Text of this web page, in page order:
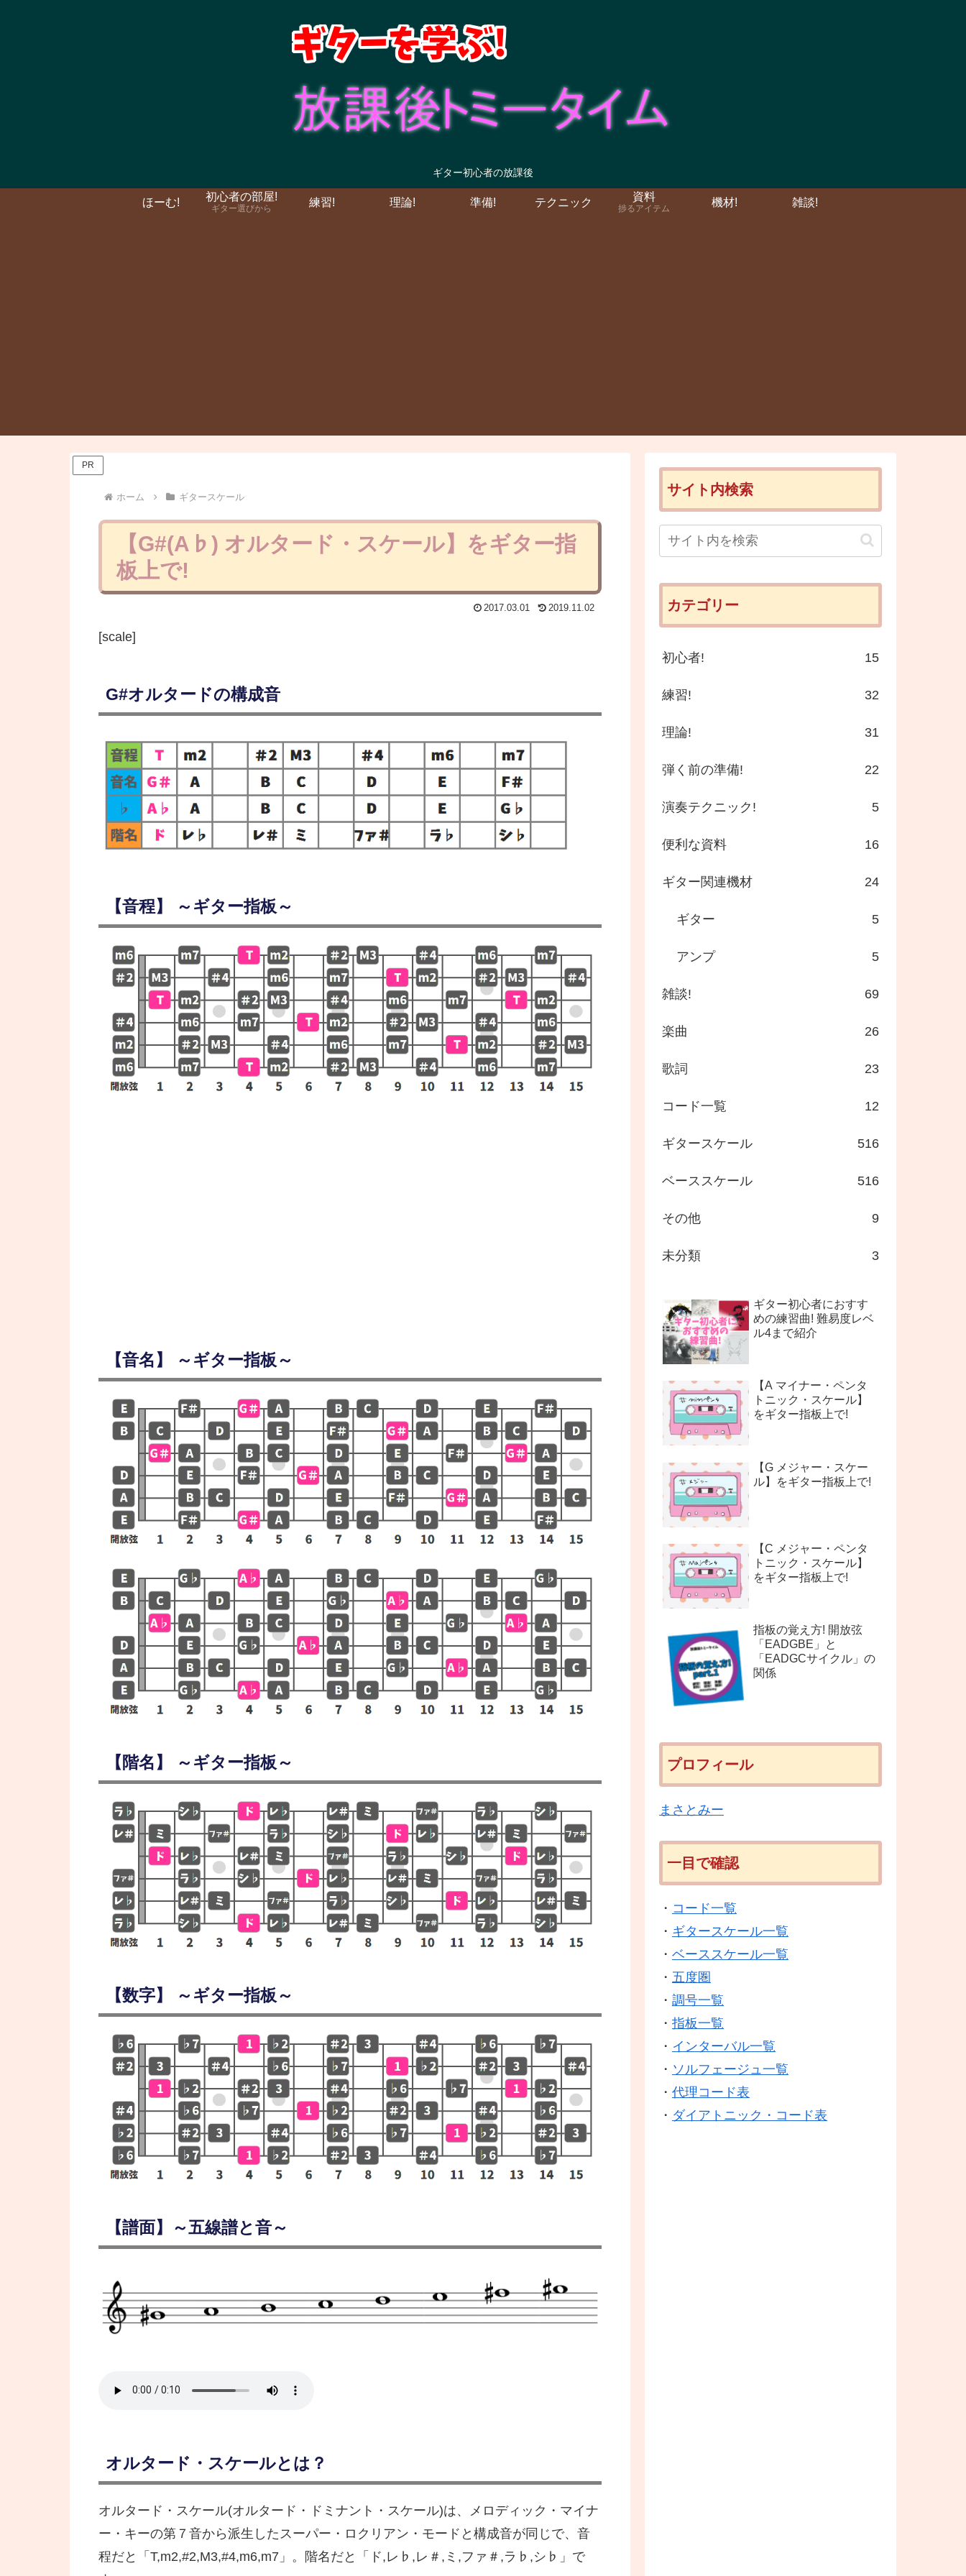
ギター初心者の放課後
ほーむ!
初心者の部屋!
ギター選びから
練習! 理論! 準備! テクニック
資料
捗るアイテム
機材! 雑談!
PR
ホーム ギタースケール
【G#(A♭) オルタード・スケール】をギター指
板上で!
2017.03.01 2019.11.02
[scale]
G#オルタードの構成音
【音程】 ～ギター指板～
【音名】 ～ギター指板～
【階名】 ～ギター指板～
【数字】 ～ギター指板～
【譜面】～五線譜と音～
オルタード・スケールとは？
オルタード・スケール(オルタード・ドミナント・スケール)は、メロディック・マイナ
ー・キーの第７音から派生したスーパー・ロクリアン・モードと構成音が同じで、音
程だと「T,m2,#2,M3,#4,m6,m7」。階名だと「ド,レ♭,レ＃,ミ,ファ＃,ラ♭,シ♭」で
サイト内検索
カテゴリー
初心者! 15
練習! 32
理論! 31
弾く前の準備! 22
演奏テクニック! 5
便利な資料 16
ギター関連機材 24
ギター 5
アンプ 5
雑談! 69
楽曲 26
歌詞 23
コード一覧 12
ギタースケール 516
ベーススケール 516
その他 9
未分類 3
ギター初心者におすす
めの練習曲! 難易度レベ
ル4まで紹介
【A マイナー・ペンタ
トニック・スケール】
をギター指板上で!
【G メジャー・スケー
ル】をギター指板上で!
【C メジャー・ペンタ
トニック・スケール】
をギター指板上で!
指板の覚え方! 開放弦
「EADGBE」と
「EADGCサイクル」の
関係
プロフィール
まさとみー
一目で確認
・ コード一覧
・ ギタースケール一覧
・ ベーススケール一覧
・ 五度圏
・ 調号一覧
・ 指板一覧
・ インターバル一覧
・ ソルフェージュ一覧
・ 代理コード表
・ ダイアトニック・コード表